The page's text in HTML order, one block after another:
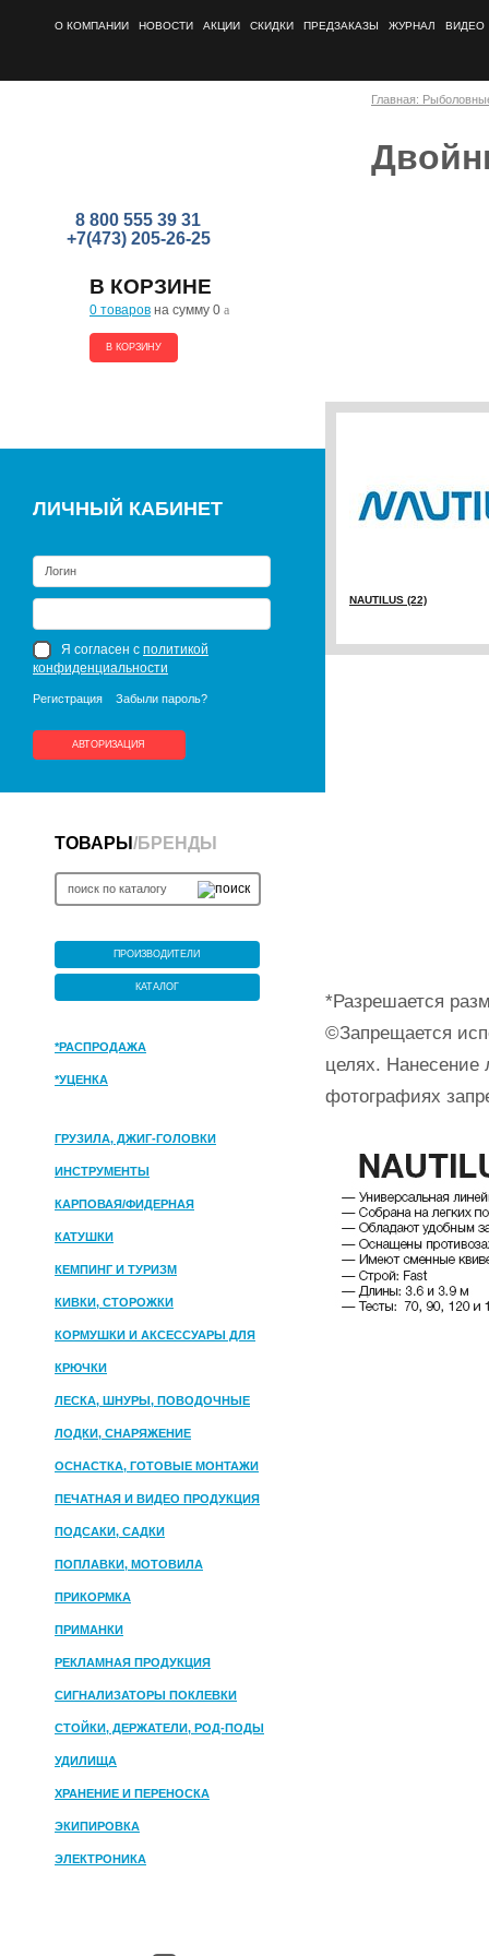
О КОМПАНИИ НОВОСТИ АКЦИИ СКИДКИ ПРЕДЗАКАЗЫ ЖУРНАЛ ВИДЕО
8 800 555 39 31
+7(473) 205-26-25
В КОРЗИНЕ
0 товаров на сумму 0 a
В КОРЗИНУ
ЛИЧНЫЙ КАБИНЕТ
Я согласен с политикой
конфиденциальности
Регистрация Забыли пароль?
АВТОРИЗАЦИЯ
ТОВАРЫ /БРЕНДЫ
ПРОИЗВОДИТЕЛИ
КАТАЛОГ
*РАСПРОДАЖА
*УЦЕНКА
ГРУЗИЛА, ДЖИГ-ГОЛОВКИ
ИНСТРУМЕНТЫ
КАРПОВАЯ/ФИДЕРНАЯ
КАТУШКИ
КЕМПИНГ И ТУРИЗМ
КИВКИ, СТОРОЖКИ
КОРМУШКИ И АКСЕССУАРЫ ДЛЯ
ПРИКОРМКИ
КРЮЧКИ
ЛЕСКА, ШНУРЫ, ПОВОДОЧНЫЕ
МАТЕРИАЛЫ
ЛОДКИ, СНАРЯЖЕНИЕ
ОСНАСТКА, ГОТОВЫЕ МОНТАЖИ
ПЕЧАТНАЯ И ВИДЕО ПРОДУКЦИЯ
ПОДСАКИ, САДКИ
ПОПЛАВКИ, МОТОВИЛА
ПРИКОРМКА
ПРИМАНКИ
РЕКЛАМНАЯ ПРОДУКЦИЯ
СИГНАЛИЗАТОРЫ ПОКЛЕВКИ
СТОЙКИ, ДЕРЖАТЕЛИ, РОД-ПОДЫ
УДИЛИЩА
ХРАНЕНИЕ И ПЕРЕНОСКА
ЭКИПИРОВКА
ЭЛЕКТРОНИКА
Главная:
NAUTILUS (22)
*Разрешается
©Запрещается
целях. Нанесение
фотографиях